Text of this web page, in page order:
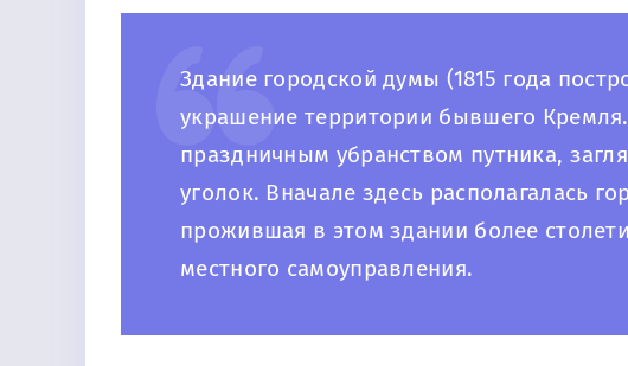
Здание городской думы (1815 года
украшение территории бывшего
праздничным убранством путника,
уголок. Вначале здесь располагалась
прожившая в этом здании более
местного самоуправления.